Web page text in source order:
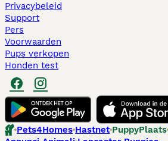
Privacybeleid
Support
Pers
Voorwaarden
Pups verkopen
Honden test
Pets4Homes Hastnet PuppyPlaats